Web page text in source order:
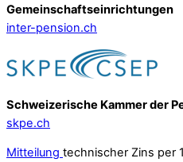
Gemeinschafts­einrichtungen
inter-pension.ch
Schweizerische Kammer der
skpe.ch
Mitteilung technischer Zins per